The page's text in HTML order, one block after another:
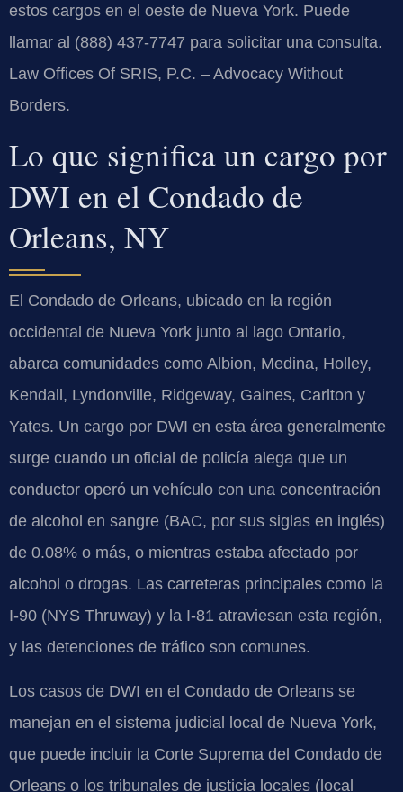
estos cargos en el oeste de Nueva York. Puede
llamar al (888) 437-7747 para solicitar una consulta.
Law Offices Of SRIS, P.C. – Advocacy Without
Borders.
Lo que significa un cargo por
DWI en el Condado de
Orleans, NY
El Condado de Orleans, ubicado en la región
occidental de Nueva York junto al lago Ontario,
abarca comunidades como Albion, Medina, Holley,
Kendall, Lyndonville, Ridgeway, Gaines, Carlton y
Yates. Un cargo por DWI en esta área generalmente
surge cuando un oficial de policía alega que un
conductor operó un vehículo con una concentración
de alcohol en sangre (BAC, por sus siglas en inglés)
de 0.08% o más, o mientras estaba afectado por
alcohol o drogas. Las carreteras principales como la
I-90 (NYS Thruway) y la I-81 atraviesan esta región,
y las detenciones de tráfico son comunes.
Los casos de DWI en el Condado de Orleans se
manejan en el sistema judicial local de Nueva York,
que puede incluir la Corte Suprema del Condado de
Orleans o los tribunales de justicia locales (local